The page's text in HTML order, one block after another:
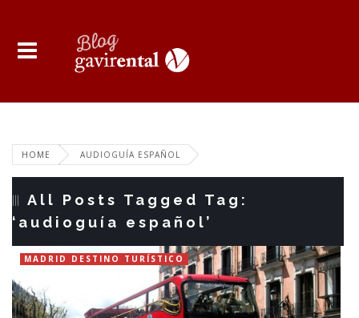
HOME AUDIOGUÍA ESPAÑOL
All Posts Tagged Tag:
‘audioguía español’
MADRID DESTINO TURÍSTICO